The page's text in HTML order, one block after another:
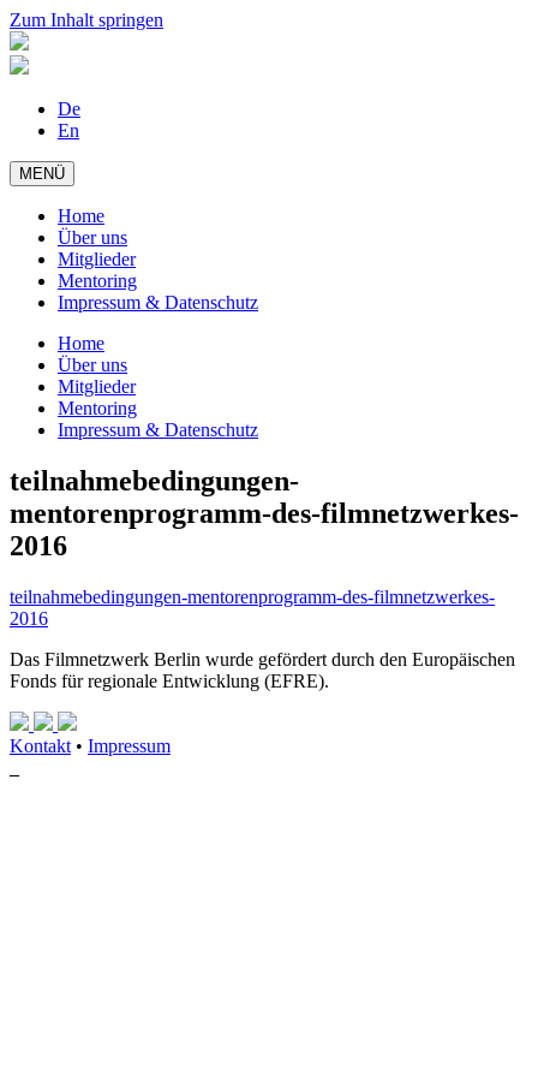
Zum Inhalt springen
De
En
MENÜ
Home
Über uns
Mitglieder
Mentoring
Impressum & Datenschutz
Home
Über uns
Mitglieder
Mentoring
Impressum & Datenschutz
teilnahmebedingungen-
mentorenprogramm-des-filmnetzwerkes-
2016
teilnahmebedingungen-mentorenprogramm-des-filmnetzwerkes-
2016
Das Filmnetzwerk Berlin wurde gefördert durch den Europäischen
Fonds für regionale Entwicklung (EFRE).
Kontakt • Impressum